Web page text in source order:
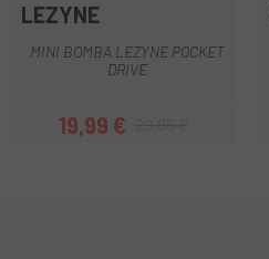
LEZYNE
MINI BOMBA LEZYNE POCKET
DRIVE
Precio
19,99 €Precio regular